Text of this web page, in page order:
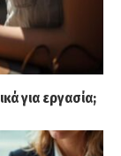
για εργασία;